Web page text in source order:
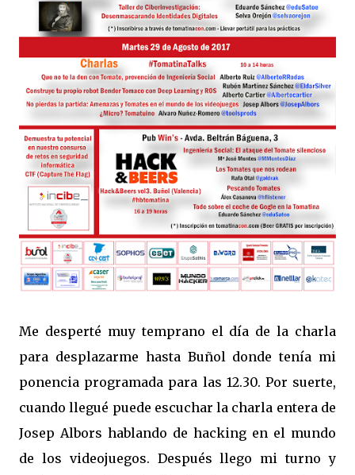
Me desperté muy temprano el día de la charla
para desplazarme hasta Buñol donde tenía mi
ponencia programada para las 12.30. Por suerte,
cuando llegué puede escuchar la charla entera de
Josep Albors hablando de hacking en el mundo
de los videojuegos. Después llego mi turno y